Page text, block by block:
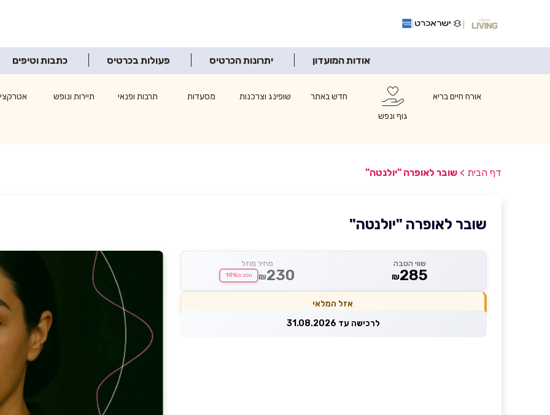
אודות המועדון יתרונות הכרטיס פעולות בכרטיס כתבות וטיפים
אורח חיים בריא
גוף ונפש
חדש באתר שופינג וצרכנות מסעדות תרבות ופנאי תיירות ונופש
דף הבית > שובר לאופרה "יולנטה"
שובר לאופרה "יולנטה"
שווי הטבה
₪285
מחיר מוזל
₪230 חסכת19%
אזל המלאי
לרכישה עד 31.08.2026